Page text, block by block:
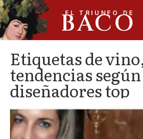
EL TRIUNFO DE
BACO
Etiquetas de
tendencias
diseñadores top